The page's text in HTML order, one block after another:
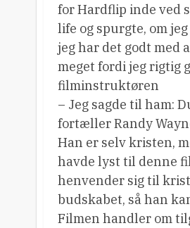
for Hardflip inde ved
life og spurgte, om
jeg har det godt med
meget fordi jeg rigtig
filminstruktøren
– Jeg sagde til ham:
fortæller Randy
Han er selv kristen,
havde lyst til denne
henvender sig til
budskabet, så han
Filmen handler om